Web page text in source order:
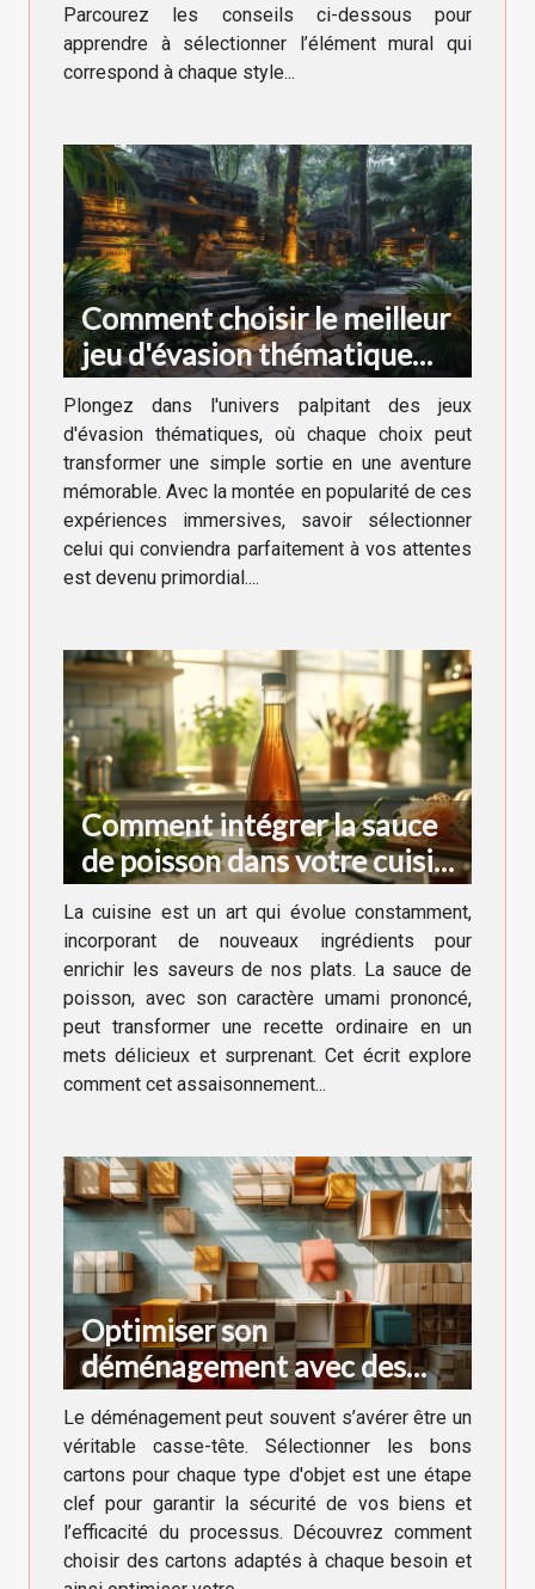
Parcourez les conseils ci-dessous pour
apprendre à sélectionner l’élément mural qui
correspond à chaque style...
Comment choisir le meilleur
jeu d'évasion thématique
pour votre prochaine
aventure
Plongez dans l'univers palpitant des jeux
d'évasion thématiques, où chaque choix peut
transformer une simple sortie en une aventure
mémorable. Avec la montée en popularité de ces
expériences immersives, savoir sélectionner
celui qui conviendra parfaitement à vos attentes
est devenu primordial....
Comment intégrer la sauce
de poisson dans votre cuisine
quotidienne
La cuisine est un art qui évolue constamment,
incorporant de nouveaux ingrédients pour
enrichir les saveurs de nos plats. La sauce de
poisson, avec son caractère umami prononcé,
peut transformer une recette ordinaire en un
mets délicieux et surprenant. Cet écrit explore
comment cet assaisonnement...
Optimiser son
déménagement avec des
cartons adaptés à chaque
besoin
Le déménagement peut souvent s’avérer être un
véritable casse-tête. Sélectionner les bons
cartons pour chaque type d'objet est une étape
clef pour garantir la sécurité de vos biens et
l’efficacité du processus. Découvrez comment
choisir des cartons adaptés à chaque besoin et